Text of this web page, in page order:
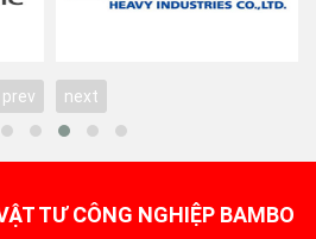
prev next
TƯ CÔNG NGHIỆP BAMBO